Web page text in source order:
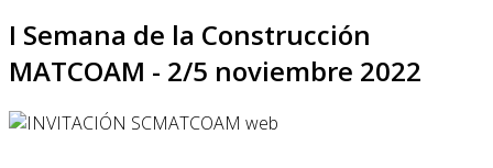
I Semana de la Construcción
MATCOAM - 2/5 noviembre 2022